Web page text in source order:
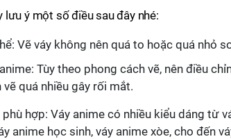
lưu ý một số điều sau đây nhé:
Vẽ váy không nên quá to hoặc quá nhỏ
Tùy theo phong cách vẽ, nên điều
quá nhiều gây rối mắt.
hợp: Váy anime có nhiều kiểu dáng từ
anime học sinh, váy anime xòe, cho đến